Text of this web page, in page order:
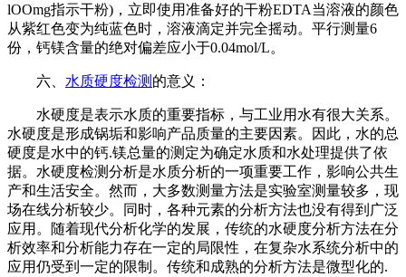
lOOmg指示干粉)，立即使用准备好的干粉EDTA当溶液的颜色
从紫红色变为纯蓝色时，溶液滴定并完全摇动。平行测量6
份，钙镁含量的绝对偏差应小于0.04mol/L。
六、 水质硬度检测 的意义：
水硬度是表示水质的重要指标，与工业用水有很大关系。
水硬度是形成锅垢和影响产品质量的主要因素。因此，水的总
硬度是水中的钙.镁总量的测定为确定水质和水处理提供了依
据。水硬度检测分析是水质分析的一项重要工作，影响公共生
产和生活安全。然而，大多数测量方法是实验室测量较多，现
场在线分析较少。同时，各种元素的分析方法也没有得到广泛
应用。随着现代分析化学的发展，传统的水硬度分析方法在分
析效率和分析能力存在一定的局限性，在复杂水系统分析中的
应用仍受到一定的限制。传统和成熟的分析方法是微型化的.